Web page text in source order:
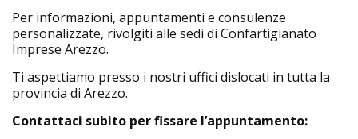
Per informazioni, appuntamenti e consulenze
personalizzate, rivolgiti alle sedi di Confartigianato
Imprese Arezzo.
Ti aspettiamo presso i nostri uffici dislocati in tutta la
provincia di Arezzo.
Contattaci subito per fissare l’appuntamento: